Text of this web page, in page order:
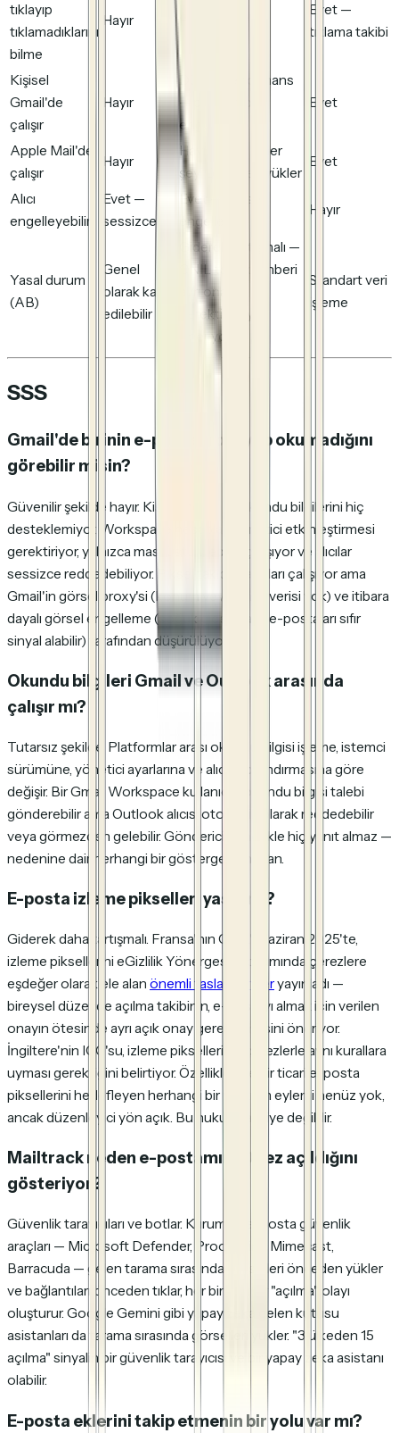
tıklayıp
tıklamadıklarını
bilme
Hayır
Evet —
tıklama takibi
Kişisel
Gmail'de
çalışır
Hayır
Düşük performans
— proxy, itibar
engelleme
Evet
Apple Mail'de
çalışır
Hayır
Hayır — MPP her
şeyi önceden yükler
Evet
Alıcı
engelleyebilir
Evet —
sessizce
Evet — görsel
engelleme
Hayır
Yasal durum
(AB)
Genel
olarak kabul
edilebilir
Giderek tartışmalı —
CNIL taslak rehberi
ayrı onay
gerektirmeyi
öneriyor
Standart veri
işleme
SSS
Gmail'de birinin e-postanı okuyup okumadığını
görebilir misin?
Güvenilir şekilde hayır. Kişisel hesaplar okundu bilgilerini hiç
desteklemiyor. Workspace hesapları yönetici etkinleştirmesi
gerektiriyor, yalnızca masaüstü web'de çalışıyor ve alıcılar
sessizce reddedebiliyor. Piksel takip uzantıları çalışıyor ama
Gmail'in görsel proxy'si (konum veya cihaz verisi yok) ve itibara
dayalı görsel engelleme (soğuk giden satış e-postaları sıfır
sinyal alabilir) tarafından düşürülüyor.
Okundu bilgileri Gmail ve Outlook arasında
çalışır mı?
Tutarsız şekilde. Platformlar arası okundu bilgisi işleme, istemci
sürümüne, yönetici ayarlarına ve alıcı yapılandırmasına göre
değişir. Bir Gmail Workspace kullanıcısı okundu bilgisi talebi
gönderebilir ama Outlook alıcısı otomatik olarak reddedebilir
veya görmezden gelebilir. Gönderici genellikle hiç yanıt almaz —
nedenine dair herhangi bir gösterge olmadan.
E-posta izleme pikselleri yasal mı?
Giderek daha tartışmalı. Fransa'nın CNIL'i Haziran 2025'te,
izleme piksellerini eGizlilik Yönergesi kapsamında çerezlere
eşdeğer olarak ele alan önemli taslak rehberyayınladı —
bireysel düzeyde açılma takibinin, e-postayı almak için verilen
onayın ötesinde ayrı açık onay gerektirmesini öneriyor.
İngiltere'nin ICO'su, izleme piksellerinin çerezlerle aynı kurallara
uyması gerektiğini belirtiyor. Özellikle bire bir ticari e-posta
piksellerini hedefleyen herhangi bir yaptırım eylemi henüz yok,
ancak düzenleyici yön açık. Bu hukuki tavsiye değildir.
Mailtrack neden e-postamın 10 kez açıldığını
gösteriyor?
Güvenlik tarayıcıları ve botlar. Kurumsal e-posta güvenlik
araçları — Microsoft Defender, Proofpoint, Mimecast,
Barracuda — gelen tarama sırasında görselleri önceden yükler
ve bağlantıları önceden tıklar, her biri ayrı bir "açılma" olayı
oluşturur. Google Gemini gibi yapay zeka gelen kutusu
asistanları da tarama sırasında görselleri yükler. "3 ülkeden 15
açılma" sinyalin bir güvenlik tarayıcısı ve bir yapay zeka asistanı
olabilir.
E-posta eklerini takip etmenin bir yolu var mı?